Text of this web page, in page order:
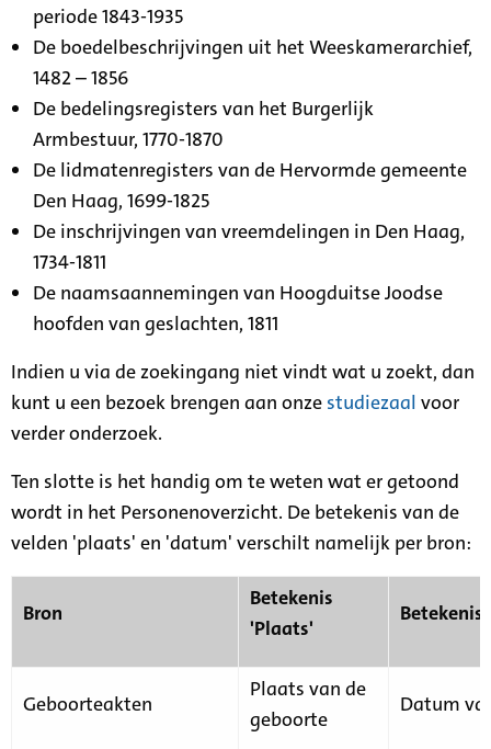
periode 1843-1935
De boedelbeschrijvingen uit het Weeskamerarchief,
1482 – 1856
De bedelingsregisters van het Burgerlijk
Armbestuur, 1770-1870
De lidmatenregisters van de Hervormde gemeente
Den Haag, 1699-1825
De inschrijvingen van vreemdelingen in Den Haag,
1734-1811
De naamsaannemingen van Hoogduitse Joodse
hoofden van geslachten, 1811
Indien u via de zoekingang niet vindt wat u zoekt, dan
kunt u een bezoek brengen aan onze studiezaal voor
verder onderzoek.
Ten slotte is het handig om te weten wat er getoond
wordt in het Personenoverzicht. De betekenis van de
velden 'plaats' en 'datum' verschilt namelijk per bron:
Bron
Betekenis
'Plaats'
Geboorteakten
Plaats van de
geboorte
Datum